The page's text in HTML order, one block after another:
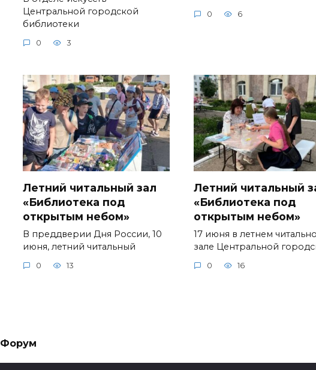
Центральной городской
библиотеки
0 3
0 6
Летний читальный зал
«Библиотека под
открытым небом»
В преддверии Дня России, 10
июня, летний читальный
0 13
Летний читальный
«Библиотека под
открытым небом»
17 июня в летнем
зале Центральной
0 16
Форум